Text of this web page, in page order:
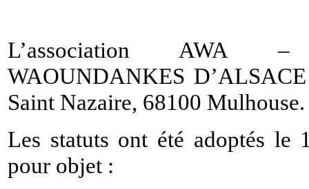
L’association AWA –
WAOUNDANKES
Saint Nazaire, 68100 Mulhouse.
Les statuts ont été adoptés le
pour objet :